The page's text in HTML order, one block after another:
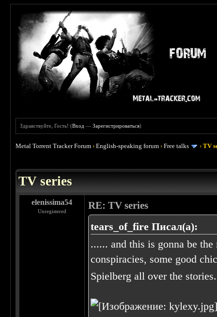
Здравствуйте, Гость! (Вход —Зарегистрироваться)
Metal Torrent Tracker Forum ›English-speaking forum ›Free talks ›TV
TV series
elenissima54
Unregistered
RE: TV series
tears_of_fire Писал(а):
...... and this is gonna be
conspiracies, some good
Spielberg all over the